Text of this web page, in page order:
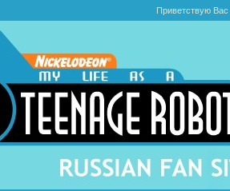
Приветствую Вас